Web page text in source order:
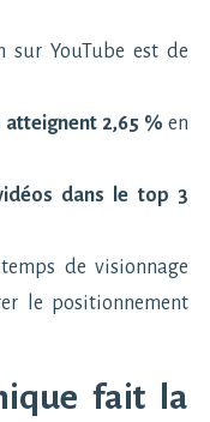
sur YouTube est de
atteignent 2,65 % en
dans le top 3
de visionnage
le positionnement
fait la